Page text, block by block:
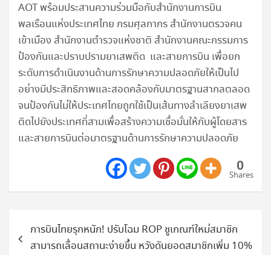
AOT พร้อมประสานความร่วมมือกับสำนักงานการบิน
พลเรือนแห่งประเทศไทย กรมศุลกากร สำนักงานตรวจคน
เข้าเมือง สำนักงานตำรวจแห่งชาติ สำนักงานคณะกรรมการ
ป้องกันและปราบปรามยาเสพติด และสายการบิน เพื่อยก
ระดับการดำเนินงานด้านการรักษาความปลอดภัยให้เป็นไป
อย่างมีประสิทธิภาพและสอดคล้องกับมาตรฐานสากลตลอด
จนป้องกันไม่ให้ประเทศไทยถูกใช้เป็นเส้นทางลำเลียงยาเสพ
ติดไปยังประเทศที่สามเพื่อสร้างความเชื่อมั่นให้กับผู้โดยสาร
และสายการบินต่อมาตรฐานด้านการรักษาความปลอดภัย
0
Shares
แนะแนว
เรื่องการบินไทยรุกหนัก! ปรับโฉม ROP ชูเกณฑ์ใหม่สมาชิก
สามารถเลื่อนสถานะง่ายขึ้น หวังดันยอดสมาชิกเพิ่ม 10%